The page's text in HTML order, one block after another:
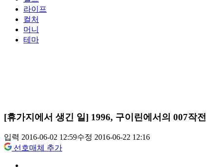
라이프
컬처
머니
테마
[휴가지에서 생긴 일] 1996, 구이린에서의 007작전
입력 2016-06-02 12:59수정 2016-06-22 12:16
선호매체 추가